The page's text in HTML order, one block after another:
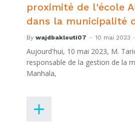
proximité de l'école
dans la municipalité
By wajdbaklouti07 10 mai 2023
Aujourd'hui, 10 mai 2023, M.
responsable de la gestion de la
Manhala,